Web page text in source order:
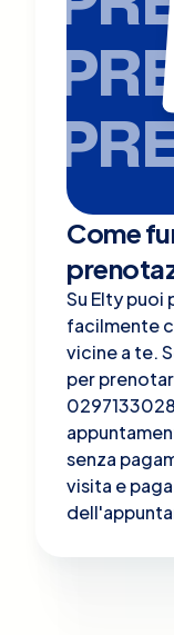
Come
Su Elty puoi
facilmente
vicine a te.
per
senza
visita e